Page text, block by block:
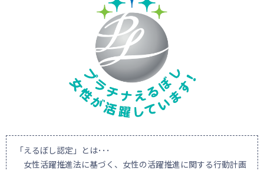
「えるぼし認定」とは･･･
女性活躍推進法に基づく、女性の活躍推進に関する行動計画